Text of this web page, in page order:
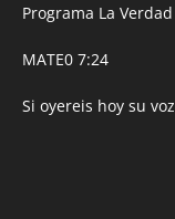
Programa La Verdad
MATE0 7:24
Si oyereis hoy su voz